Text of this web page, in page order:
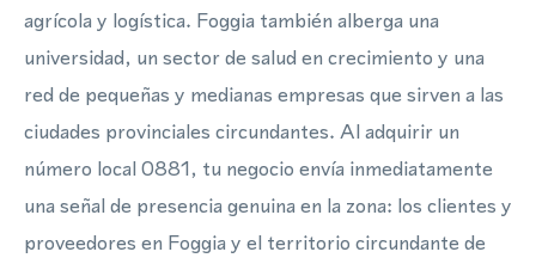
agrícola y logística. Foggia también alberga una
universidad, un sector de salud en crecimiento y una
red de pequeñas y medianas empresas que sirven a las
ciudades provinciales circundantes. Al adquirir un
número local 0881, tu negocio envía inmediatamente
una señal de presencia genuina en la zona: los clientes y
proveedores en Foggia y el territorio circundante de